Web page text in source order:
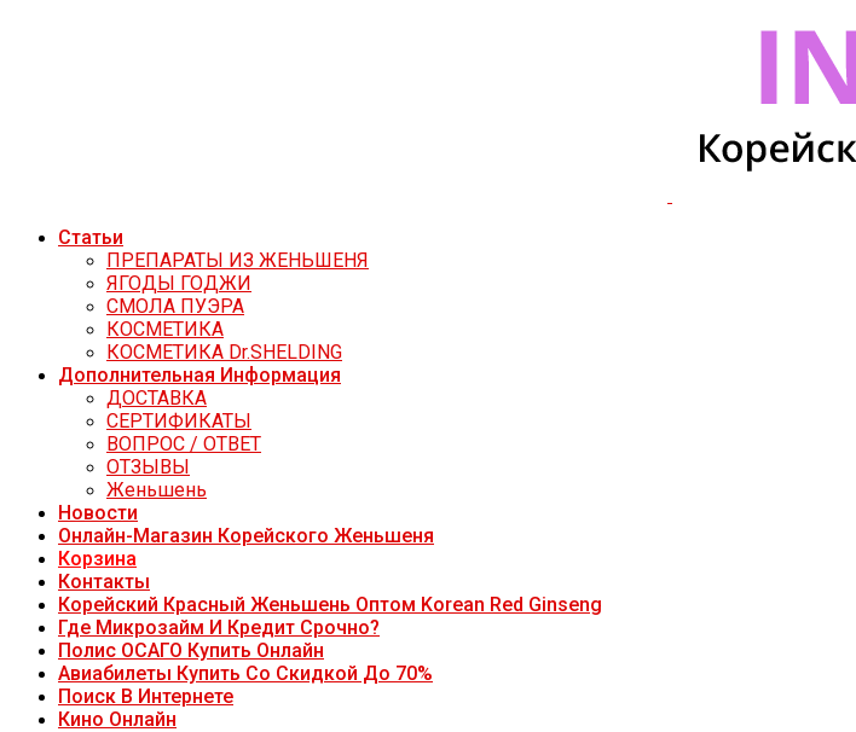
Статьи
ПРЕПАРАТЫ ИЗ ЖЕНЬШЕНЯ
ЯГОДЫ ГОДЖИ
СМОЛА ПУЭРА
КОСМЕТИКА
КОСМЕТИКА Dr.SHELDING
Дополнительная Информация
ДОСТАВКА
СЕРТИФИКАТЫ
ВОПРОС / ОТВЕТ
ОТЗЫВЫ
Женьшень
Новости
Онлайн-Магазин Корейского Женьшеня
Корзина
Контакты
Корейский Красный Женьшень Оптом Korean Red Ginseng
Где Микрозайм И Кредит Срочно?
Полис ОСАГО Купить Онлайн
Авиабилеты Купить Со Скидкой До 70%
Поиск В Интернете
Кино Онлайн